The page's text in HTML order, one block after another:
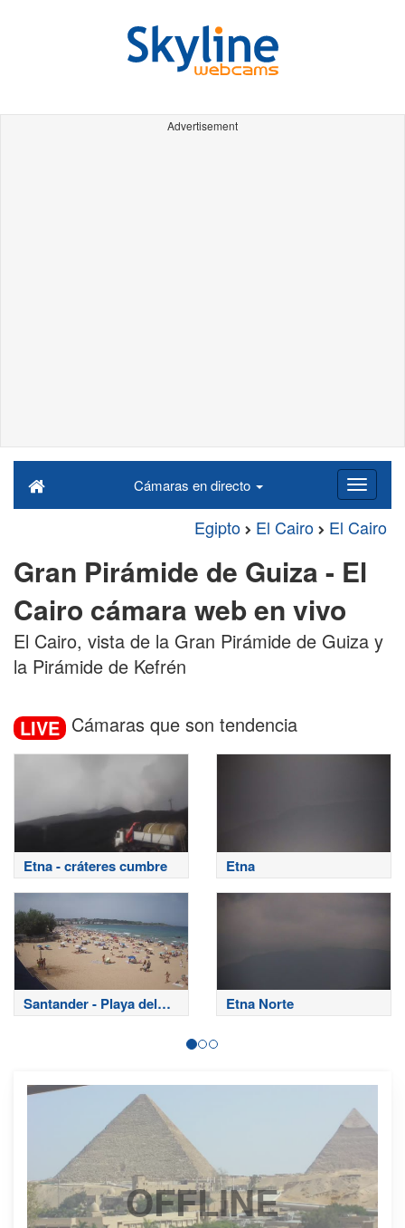
Advertisement
Cámaras en directo
Egipto El Cairo El Cairo
Gran Pirámide de Guiza - El
Cairo cámara web en vivo
El Cairo, vista de la Gran Pirámide de Guiza y
la Pirámide de Kefrén
LIVE Cámaras que son tendencia
Etna - cráteres cumbre Etna
Santander - Playa del
Sardinero
Etna Norte
OFFLINE